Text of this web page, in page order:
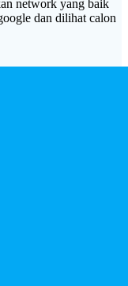
network yang baik
dan dilihat calon